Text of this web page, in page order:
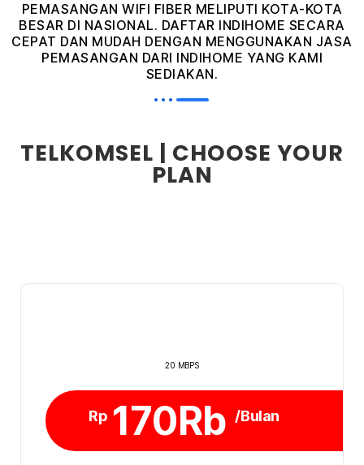
PEMASANGAN WIFI FIBER MELIPUTI KOTA-KOTA
BESAR DI NASIONAL. DAFTAR INDIHOME SECARA
CEPAT DAN MUDAH DENGAN MENGGUNAKAN JASA
PEMASANGAN DARI INDIHOME YANG KAMI
SEDIAKAN.
TELKOMSEL | CHOOSE YOUR
PLAN
20 MBPS
Rp 170Rb /Bulan